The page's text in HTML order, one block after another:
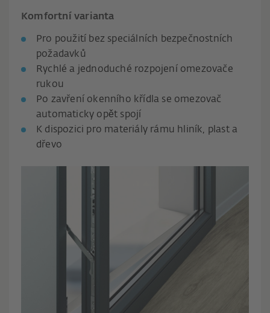
Komfortní varianta
Pro použití bez speciálních bezpečnostních
požadavků
Rychlé a jednoduché rozpojení omezovače
rukou
Po zavření okenního křídla se omezovač
automaticky opět spojí
K dispozici pro materiály rámu hliník, plast a
dřevo